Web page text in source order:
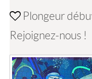
Plongeur
Rejoignez-nous !